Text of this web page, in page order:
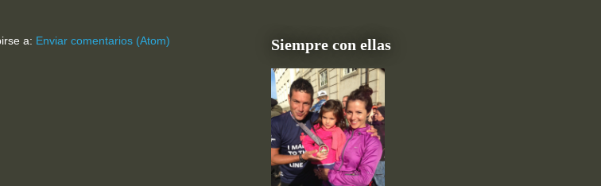
a: Enviar comentarios (Atom) Siempre con ellas